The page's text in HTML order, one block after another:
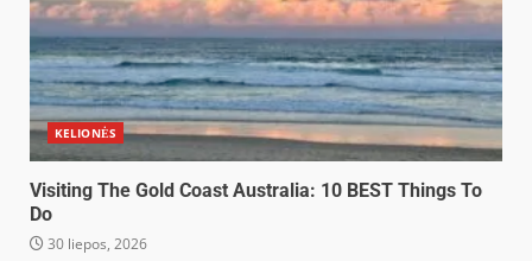
KELIONĖS
Visiting The Gold Coast Australia: 10 BEST Things To
Do
30 liepos, 2026